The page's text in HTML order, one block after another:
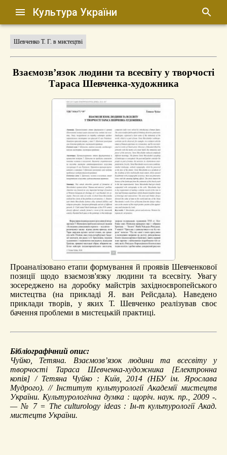
Культура України
Шевченко Т. Г. в мистецтві
Взаємозв’язок людини та всесвіту у творчості
Тараса Шевченка-художника
Проаналізовано етапи формування й проявів Шевченкової
позиції щодо взаємозв'язку людини та всесвіту. Увагу
зосереджено на доробку майстрів західноєвропейського
мистецтва (на прикладі Я. ван Рейсдала). Наведено
приклади творів, у яких Т. Шевченко реалізував своє
бачення проблеми в мистецькій практиці.
Бібліографічний опис:
Чуйко, Тетяна. Взаємозв’язок людини та всесвіту у
творчості Тараса Шевченка-художника [Електронна
копія] / Тетяна Чуйко : Київ, 2014 (НБУ ім. Ярослава
Мудрого). // Інститут культурології Академії мистецтв
України. Культурологічна думка: щоріч. наук. пр., 2009 -.
— № 7 = The culturology ideas : Ін-т культурології Акад.
мистецтв України.